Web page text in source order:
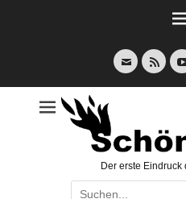
E-
Mail
Feed
Der erste
Suche